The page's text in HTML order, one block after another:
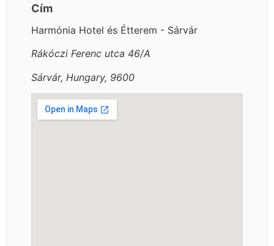
Cím
Harmónia Hotel és Étterem - Sárvár
Rákóczi Ferenc utca 46/A
Sárvár, Hungary, 9600